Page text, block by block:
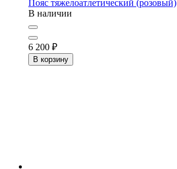
Пояс тяжелоатлетический (розовый)
В наличии
6 200 ₽
В корзину